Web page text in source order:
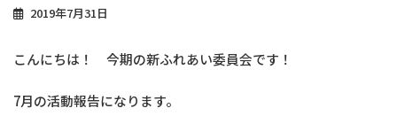
2019年7月31日
こんにちは！ 今期の新ふれあい委員会です！
7月の活動報告になります。